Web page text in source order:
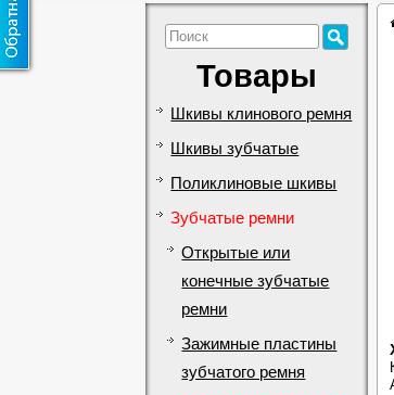
Товары
Шкивы клинового ремня
Шкивы зубчатые
Поликлиновые шкивы
Зубчатые ремни
Открытые или
конечные зубчатые
ремни
Зажимные пластины
зубчатого ремня